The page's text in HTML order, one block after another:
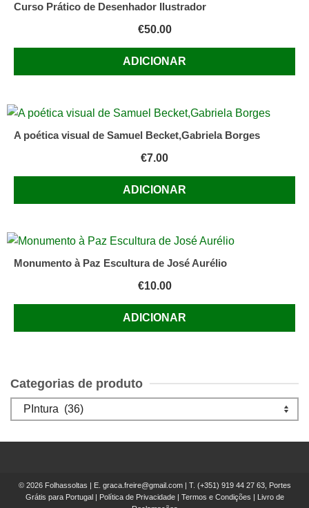
Curso Prático de Desenhador Ilustrador
€50.00
ADICIONAR
A poética visual de Samuel Becket,Gabriela Borges
€7.00
ADICIONAR
Monumento à Paz Escultura de José Aurélio
€10.00
ADICIONAR
Categorias de produto
© 2026 Folhassoltas | E. graca.freire@gmail.com| T. (+351) 919 44 27 63, Portes
Grátis para Portugal | Política de Privacidade| Termos e Condições | Livro de